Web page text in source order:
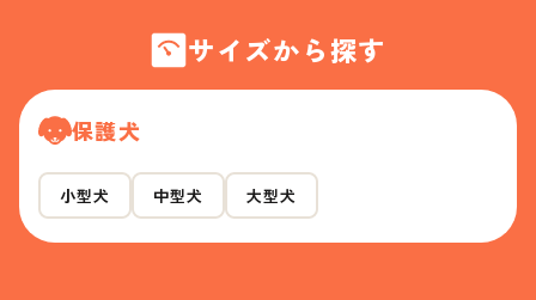
サイズから探す
保護犬
小型犬 中型犬 大型犬